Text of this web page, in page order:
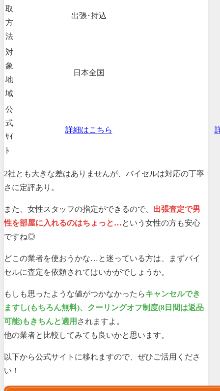
取
方
法
出張･持込
対
象
地
域
日本全国
公
式
ｻｲ
ﾄ
詳細はこちら
2社とも大きな差はありませんが、バイセルは対応の丁寧
さに定評あり。
また、女性スタッフの指定ができるので、 出張査定で男
性を部屋に入れるのはちょっと…という女性の方も安心
ですね◎
どこの業者を使おうかな…と迷っている方は、まずバイ
セルに査定を依頼されてはいかがでしょうか。
もしも思ったような値がつかなかったらキャンセルでき
ますし(もちろん無料)、クーリングオフ制度(8日間は返品
可能)もきちんと適用 されますよ。
他の業者と比較してみても良いかと思います。
以下から公式サイトに移れますので、ぜひご活用くださ
い！